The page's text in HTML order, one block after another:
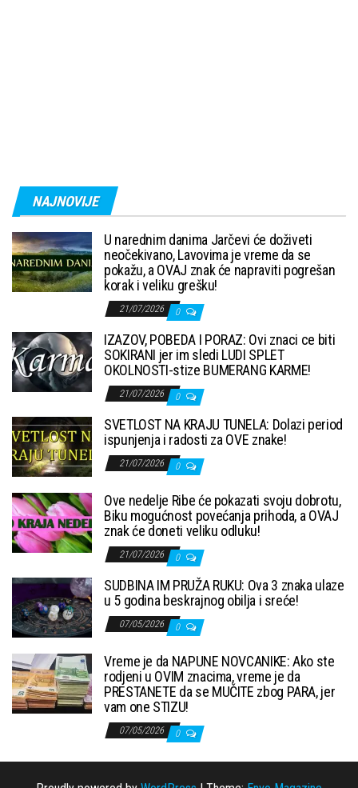
NAJNOVIJE
U narednim danima Jarčevi će doživeti
neočekivano, Lavovima je vreme da se
pokažu, a OVAJ znak će napraviti pogrešan
korak i veliku grešku!
21/07/2026 0
IZAZOV, POBEDA I PORAZ: Ovi znaci ce biti
SOKIRANI jer im sledi LUDI SPLET
OKOLNOSTI-stize BUMERANG KARME!
21/07/2026 0
SVETLOST NA KRAJU TUNELA: Dolazi period
ispunjenja i radosti za OVE znake!
21/07/2026 0
Ove nedelje Ribe će pokazati svoju dobrotu,
Biku mogućnost povećanja prihoda, a OVAJ
znak će doneti veliku odluku!
21/07/2026 0
SUDBINA IM PRUŽA RUKU: Ova 3 znaka ulaze
u 5 godina beskrajnog obilja i sreće!
07/05/2026 0
Vreme je da NAPUNE NOVCANIKE: Ako ste
rodjeni u OVIM znacima, vreme je da
PRESTANETE da se MUČITE zbog PARA, jer
vam one STIZU!
07/05/2026 0